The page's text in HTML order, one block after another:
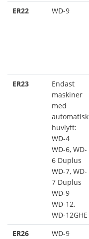
ER22 WD-9
ER23
Endast
maskiner
med
automatisk
huvlyft:
WD-4
WD-6, WD-
6 Duplus
WD-7, WD-
7 Duplus
WD-9
WD-12,
WD-12GHE
ER26
WD-9